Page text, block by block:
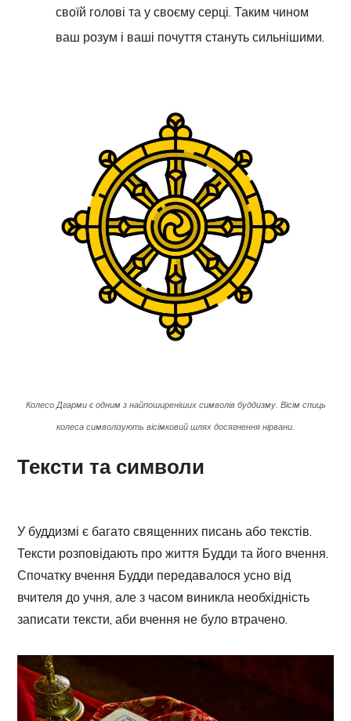
своїй голові та у своєму серці. Таким чином
ваш розум і ваші почуття стануть сильнішими.
Колесо Дгарми є одним з найпоширеніших символів буддизму. Вісім спиць
колеса символізують вісімковий шлях досягнення нірвани.
Тексти та символи
У буддизмі є багато священних писань або текстів.
Тексти розповідають про життя Будди та його вчення.
Спочатку вчення Будди передавалося усно від
вчителя до учня, але з часом виникла необхідність
записати тексти, аби вчення не було втрачено.